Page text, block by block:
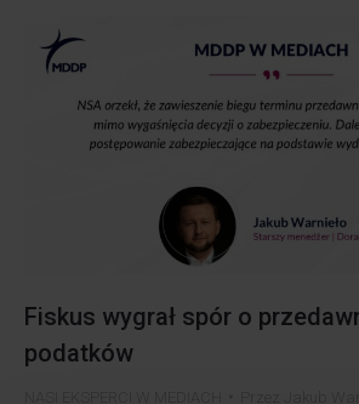
Fiskus wygrał spór o
podatków